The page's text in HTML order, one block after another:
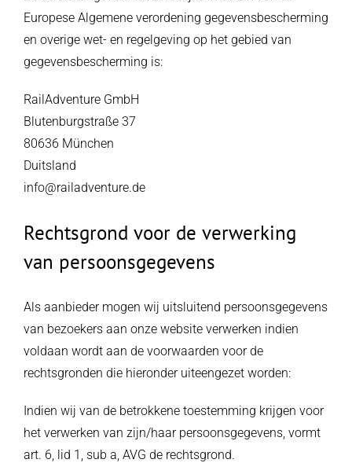
Europese Algemene verordening gegevensbescherming
en overige wet- en regelgeving op het gebied van
gegevensbescherming is:
RailAdventure GmbH
Blutenburgstraße 37
80636 München
Duitsland
info@railadventure.de
Rechtsgrond voor de verwerking
van persoonsgegevens
Als aanbieder mogen wij uitsluitend persoonsgegevens
van bezoekers aan onze website verwerken indien
voldaan wordt aan de voorwaarden voor de
rechtsgronden die hieronder uiteengezet worden:
Indien wij van de betrokkene toestemming krijgen voor
het verwerken van zijn/haar persoonsgegevens, vormt
art. 6, lid 1, sub a, AVG de rechtsgrond.